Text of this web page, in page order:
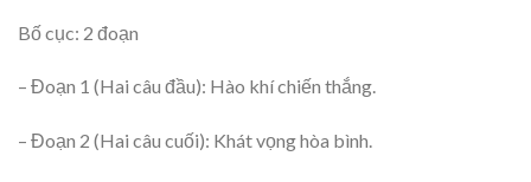
Bố cục: 2 đoạn
– Đoạn 1 (Hai câu đầu): Hào khí chiến thắng.
– Đoạn 2 (Hai câu cuối): Khát vọng hòa bình.